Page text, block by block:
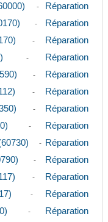
-
Réparation
-
Réparation
-
Réparation
-
Réparation
-
Réparation
-
Réparation
-
Réparation
-
Réparation
- Réparation
-
Réparation
-
Réparation
-
Réparation
-
Réparation